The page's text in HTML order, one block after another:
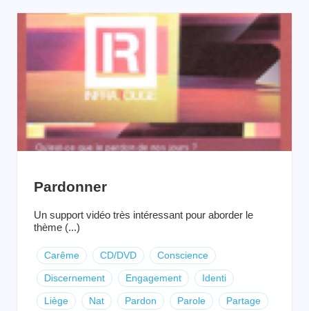
Pardonner
Un support vidéo très intéressant pour aborder le
thème (...)
Carême CD/DVD Conscience
Discernement Engagement Identi
Liège Nat Pardon Parole Partage